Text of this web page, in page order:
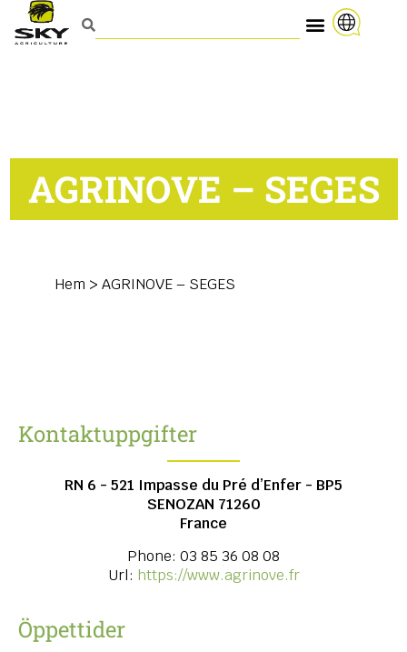
AGRINOVE – SEGES
Hem > AGRINOVE – SEGES
Kontaktuppgifter
RN 6 - 521 Impasse du Pré d’Enfer - BP5
SENOZAN 71260
France
Phone: 03 85 36 08 08
Url: https://www.agrinove.fr
Öppettider